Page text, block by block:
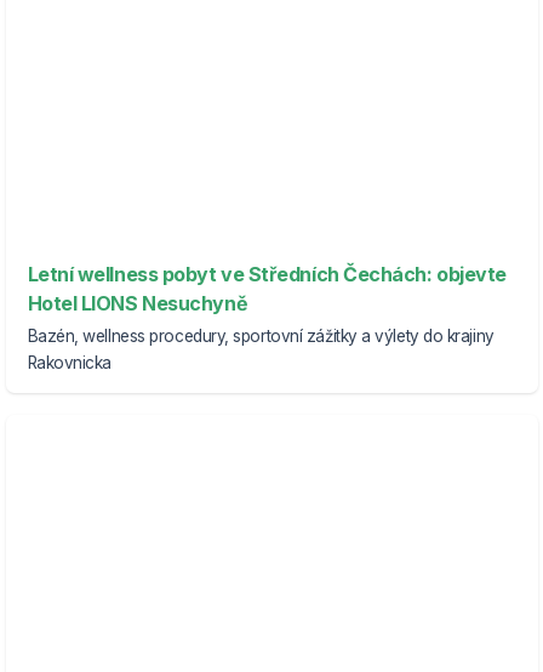
Letní wellness pobyt ve Středních Čechách: objevte
Hotel LIONS Nesuchyně
Bazén, wellness procedury, sportovní zážitky a výlety do krajiny
Rakovnicka